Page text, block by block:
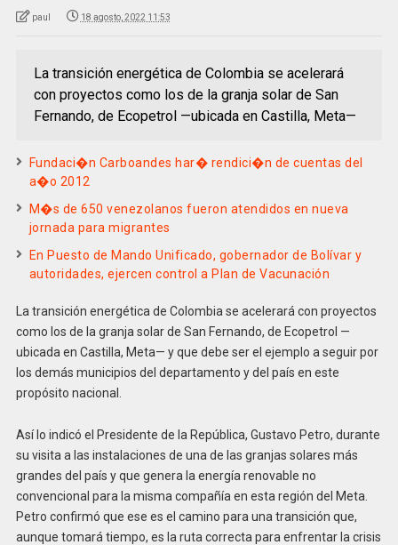
paul 18 agosto, 2022 11:53
La transición energética de Colombia se acelerará
con proyectos como los de la granja solar de San
Fernando, de Ecopetrol —ubicada en Castilla, Meta—
Fundaci�n Carboandes har� rendici�n de cuentas del
a�o 2012
M�s de 650 venezolanos fueron atendidos en nueva
jornada para migrantes
En Puesto de Mando Unificado, gobernador de Bolívar y
autoridades, ejercen control a Plan de Vacunación
La transición energética de Colombia se acelerará con proyectos
como los de la granja solar de San Fernando, de Ecopetrol —
ubicada en Castilla, Meta— y que debe ser el ejemplo a seguir por
los demás municipios del departamento y del país en este
propósito nacional.
Así lo indicó el Presidente de la República, Gustavo Petro, durante
su visita a las instalaciones de una de las granjas solares más
grandes del país y que genera la energía renovable no
convencional para la misma compañía en esta región del Meta.
Petro confirmó que ese es el camino para una transición que,
aunque tomará tiempo, es la ruta correcta para enfrentar la crisis